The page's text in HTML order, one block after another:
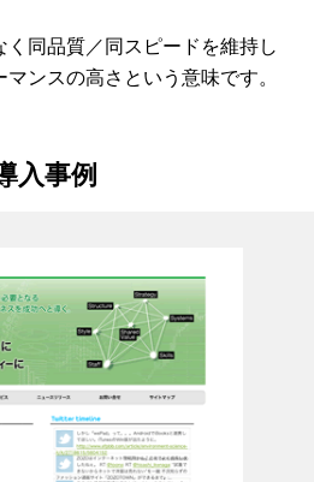
同品質／同スピードを維持し
ンスの高さという意味です。
入事例